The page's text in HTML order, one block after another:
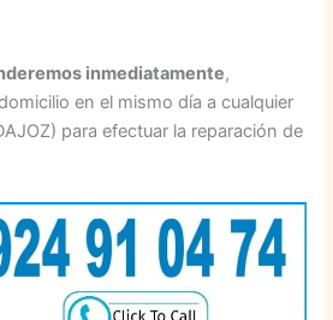
inmediatamente,
en el mismo día a cualquier
para efectuar la reparación de